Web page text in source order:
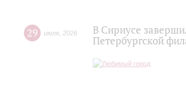
29 июля 2026
В Сириусе
Петербургской